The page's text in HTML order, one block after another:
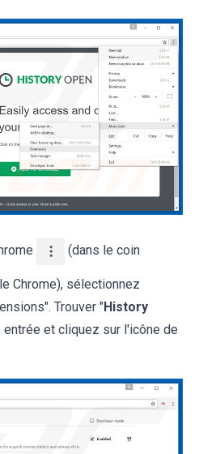
(dans le coin
Chrome), sélectionnez
Trouver "History
et cliquez sur l'icône de